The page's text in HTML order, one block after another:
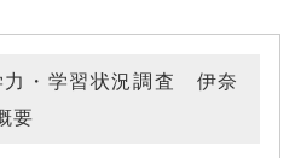
・学習状況調査 伊奈
要